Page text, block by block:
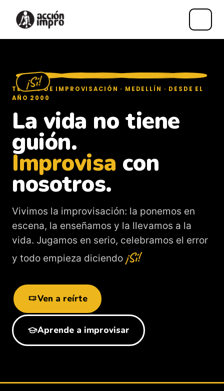
contenido
TEATRO DE IMPROVISACIÓN · MEDELLÍN · DESDE EL
AÑO 2000
La vida no tiene
guión.
Improvisa con
nosotros.
Vivimos la improvisación: la ponemos en
escena, la enseñamos y la llevamos a la
vida. Jugamos en serio, celebramos el error
y todo empieza diciendo ¡Sí!
Ven a reírte
Aprende a improvisar
¡Sí!